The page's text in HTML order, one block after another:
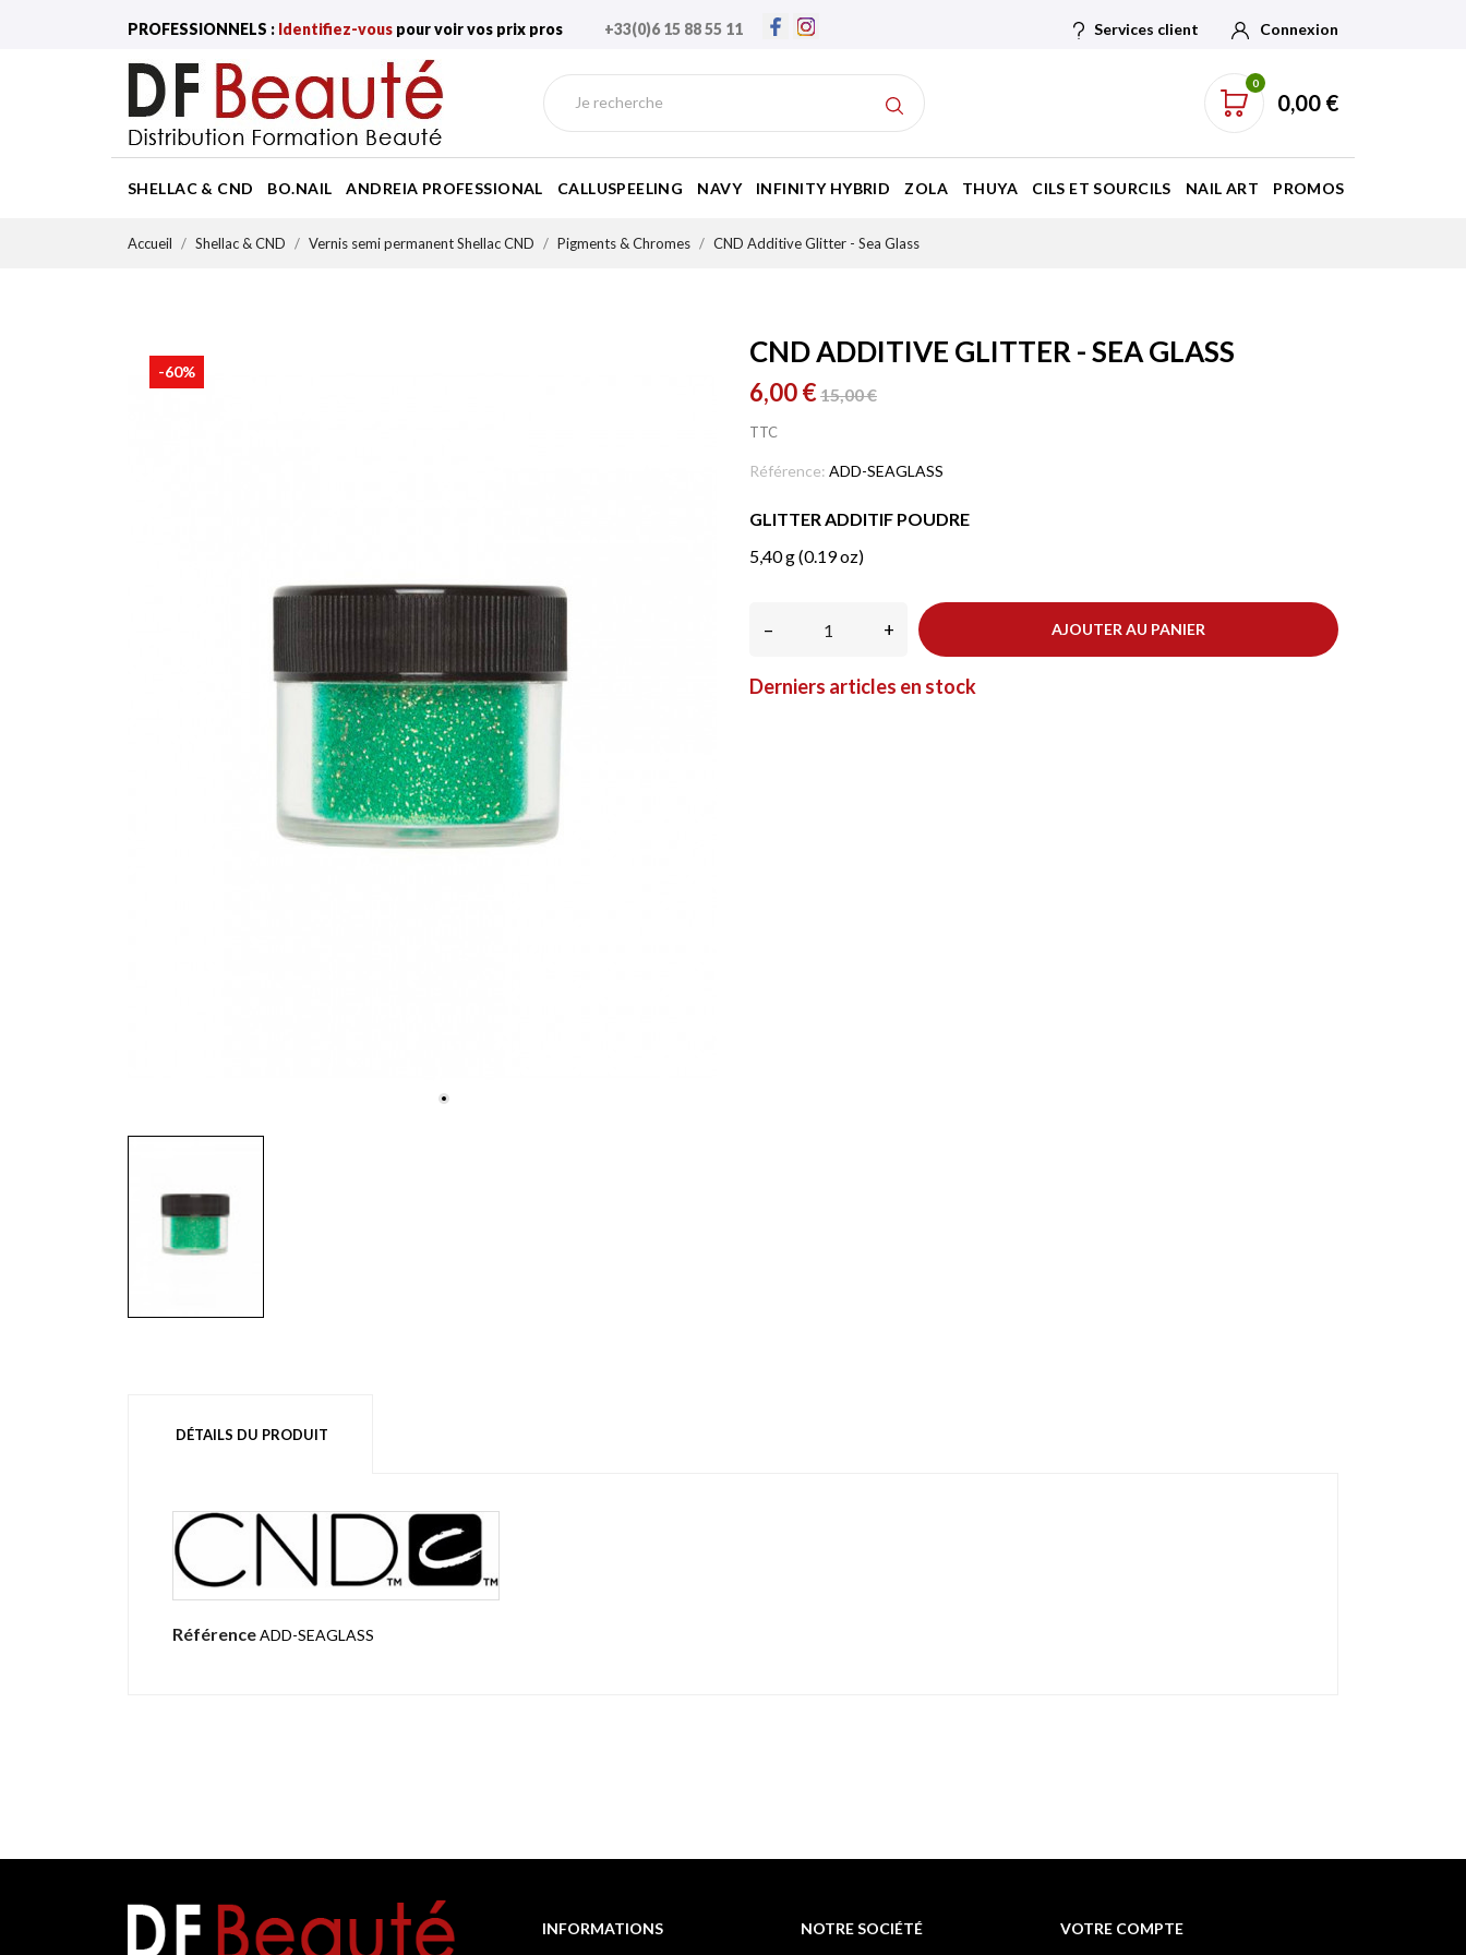
PROFESSIONNELS : Identifiez-vous pour voir vos prix pros +33(0)6 15 88 55 11 Services client Connexion
0
0,00 €
SHELLAC & CND BO.NAIL ANDREIA PROFESSIONAL CALLUSPEELING NAVY INFINITY HYBRID ZOLA THUYA CILS ET SOURCILS NAIL ART PROMOS
Accueil Shellac & CND Vernis semi permanent Shellac CND Pigments & Chromes CND Additive Glitter - Sea Glass
-60%
CND ADDITIVE GLITTER - SEA GLASS
6,00 €15,00 €
TTC
Référence: ADD-SEAGLASS
GLITTER ADDITIF POUDRE
5,40 g (0.19 oz)
– + AJOUTER AU PANIER
Derniers articles en stock
DÉTAILS DU PRODUIT
RéférenceADD-SEAGLASS
INFORMATIONS NOTRE SOCIÉTÉ VOTRE COMPTE